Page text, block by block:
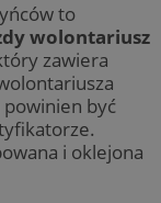
to
wolontariusz
zawiera
powinien być
i oklejona